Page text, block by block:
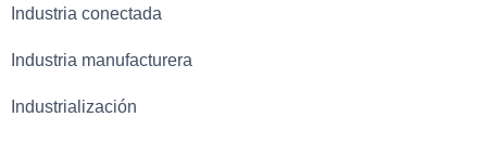
Industria conectada
Industria manufacturera
Industrialización